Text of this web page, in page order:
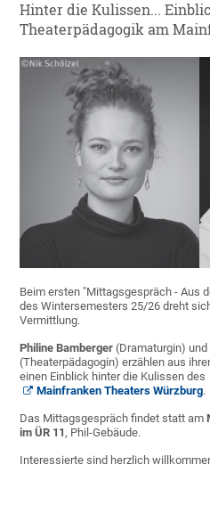
Hinter die Kulissen...
Theaterpädagogik am
Beim ersten "Mittagsgespräch - Aus
des Wintersemesters 25/26 dreht
Vermittlung.
Philine Bamberger (Dramaturgin) und
(Theaterpädagogin) erzählen aus
einen Einblick hinter die Kulissen des
Mainfranken Theaters Würzburg.
Das Mittagsgespräch findet statt am
im ÜR 11, Phil-Gebäude.
Interessierte sind herzlich